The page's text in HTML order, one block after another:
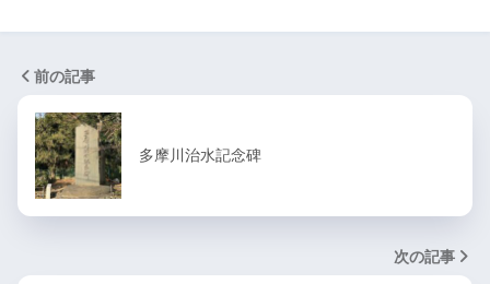
前の記事
多摩川治水記念碑
次の記事